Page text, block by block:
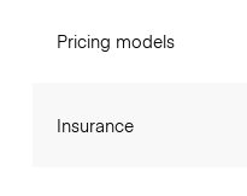
Pricing models
Insurance